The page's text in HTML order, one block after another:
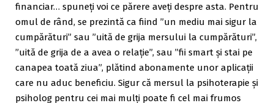
financiar… spuneți voi ce părere aveți despre asta. Pentru
omul de rând, se prezintă ca fiind ”un mediu mai sigur la
cumpărături” sau ”uită de grija mersului la cumpărături”,
”uită de grija de a avea o relație”, sau ”fii smart și stai pe
canapea toată ziua”, plătind abonamente unor aplicații
care nu aduc beneficiu. Sigur că mersul la psihoterapie și
psiholog pentru cei mai mulți poate fi cel mai frumos